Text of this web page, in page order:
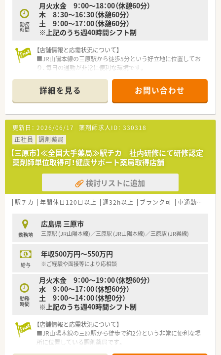
勤務
時間
月火水金 9：00～18：00（休憩60分）
木 8：30～16：30（休憩60分）
土 9：00～17：00（休憩60分）
※上記のうち週40時間シフト制
【店舗情報と応需状況について】
■JR山陽本線の三原駅から徒歩5分という好立地に位置してお
り、毎日の通勤が非常に便利な環境です。
域医療に貢献できる環境が整っています。
■1日の処方箋枚数は約50枚程度で、現在は常勤薬剤師2名と事
務1名の体制で業務を行っています。
【募集背景と求める人物像について】
■地域医療への貢献を目指し体制強化のための増員募集を行っ
ており、意欲的な方を歓迎しています。
■前向きに新しいことに挑戦できる方を求めており、自身のスキ
ルアップを目指す方に適しています。
■調剤経験がある方を優先していますが、ブランクがある方や経
験が浅い方も相談可能な環境です。
【法人特徴について】
■東証プライム市場上場のグループ企業が運営しており、経営基
■全国規模で展開しながらも地域密着の薬局運営を大切にし、患
者様からの信頼を第一に考えています。
■地域ごとの特性やニーズを的確に把握するため、エリアごとに
【求人情報について】
能で、高待遇が期待できる案件です。
■年間休日は120日以上確保されており、仕事とプライベートの
バランスが取りやすい環境です。
■広域勤務が可能な場合には借上社宅制度が利用でき、自己負担
詳細を見る お問い合わせ
更新日： 2026/06/17 薬剤師求人ID： 330318
正社員
調剤薬局
【三原市】≪全国大手薬局≫駅チカ 社内研修にて研修認定
薬剤師単位取得可！健康サポート薬局取得店舗
検討リストに追加
駅チカ 年間休日120日以上 週32h以上 ブランク可 車通勤可
勤務地
広島県 三原市
三原駅 (JR山陽本線)／三原駅 (JR山陽本線)／三原駅 (JR呉線)
給与
年収500万円～550万円
※ご経験や面接等により応相談
勤務
時間
月火木金 9：00～19：00（休憩60分）
水 9：00～17：00（休憩60分）
土 9：00～14：00（休憩0分）
※上記のうち週40時間シフト制
【店舗情報と応需状況について】
■JR山陽本線の三原駅から徒歩で約2分という非常に便利な場
所に位置している調剤薬局です。